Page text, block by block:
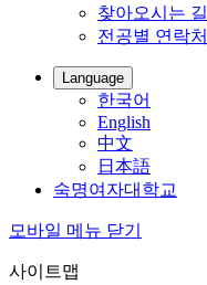
찾아오시는 길
전공별 연락처
Language
한국어
English
中文
日本語
숙명여자대학교
모바일 메뉴 닫기
사이트맵